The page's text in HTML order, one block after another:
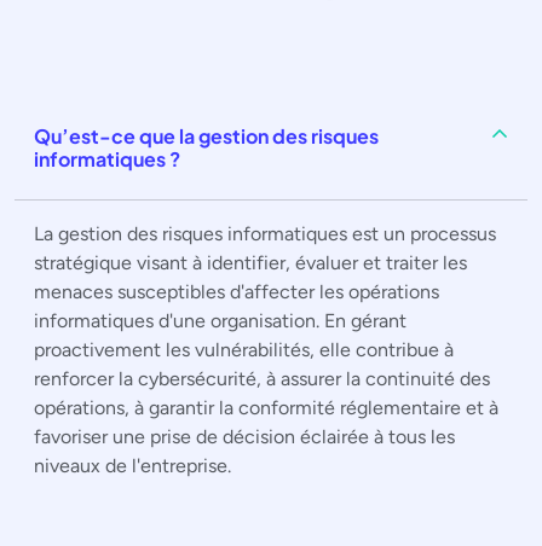
Qu’est-ce que la gestion des risques
informatiques ?
La gestion des risques informatiques est un processus
stratégique visant à identifier, évaluer et traiter les
menaces susceptibles d'affecter les opérations
informatiques d'une organisation. En gérant
proactivement les vulnérabilités, elle contribue à
renforcer la cybersécurité, à assurer la continuité des
opérations, à garantir la conformité réglementaire et à
favoriser une prise de décision éclairée à tous les
niveaux de l'entreprise.